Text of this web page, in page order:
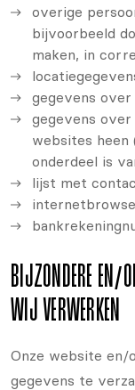
overige
bijvoorbeeld
maken, in
gegevens
gegevens
websites
onderdeel is
lijst met
BIJZONDERE EN/
WIJ VERWERKEN
Onze website
gegevens te